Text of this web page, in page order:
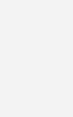
kann. Es
und